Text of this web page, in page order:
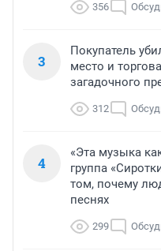
356
3
Покупатель
место и
загадочного
312
4
«Эта музыка
группа
том, почему
песнях
299